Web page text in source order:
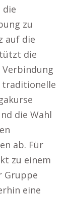
die
zu
auf die
die
traditionelle
die Wahl
ab. Für
zu einem
Gruppe
eine